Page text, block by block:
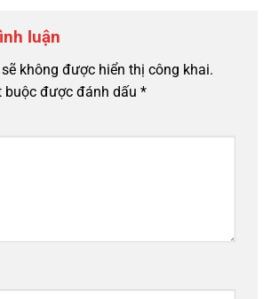
luận
không được hiển thị công khai.
buộc được đánh dấu *